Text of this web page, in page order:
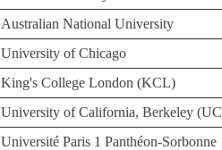
Australian National University
University of Chicago
King's College London (KCL)
University of California, Berkeley
Université Paris 1 Panthéon-Sorbonne